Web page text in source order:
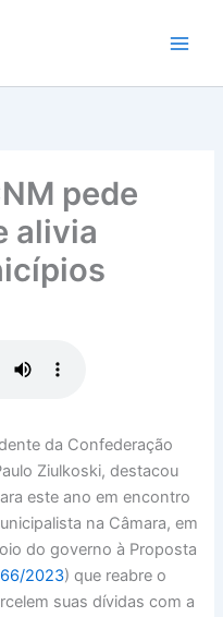
pede
alivia
da Confederação
Ziulkoski, destacou
este ano em encontro
na Câmara, em
do governo à Proposta
66/2023) que reabre o
suas dívidas com a